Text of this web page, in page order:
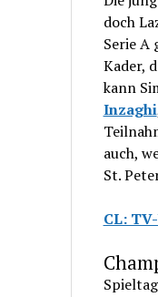
doch
Serie A
Kader,
kann
Inzaghi
auch,
St.
CL: